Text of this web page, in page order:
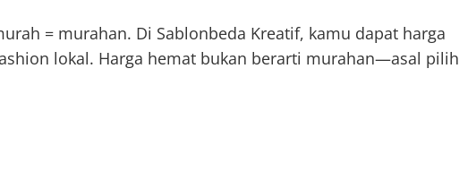
= murahan. Di Sablonbeda Kreatif, kamu dapat harga
lokal. Harga hemat bukan berarti murahan—asal pilih